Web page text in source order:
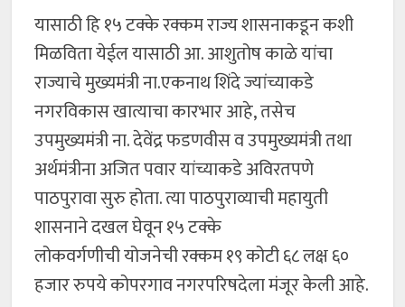
यासाठी हि १५ टक्के रक्कम राज्य शासनाकडून कशी
मिळविता येईल यासाठी आ. आशुतोष काळे यांचा
राज्याचे मुख्यमंत्री ना.एकनाथ शिंदे ज्यांच्याकडे
नगरविकास खात्याचा कारभार आहे, तसेच
उपमुख्यमंत्री ना. देवेंद्र फडणवीस व उपमुख्यमंत्री तथा
अर्थमंत्रीना अजित पवार यांच्याकडे अविरतपणे
पाठपुरावा सुरु होता. त्या पाठपुराव्याची महायुती
शासनाने दखल घेवून १५ टक्के
लोकवर्गणीची योजनेची रक्कम १९ कोटी ६८ लक्ष ६०
हजार रुपये कोपरगाव नगरपरिषदेला मंजूर केली आहे.